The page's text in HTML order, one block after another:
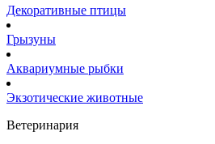
Декоративные птицы
Грызуны
Аквариумные рыбки
Экзотические животные
Ветеринария